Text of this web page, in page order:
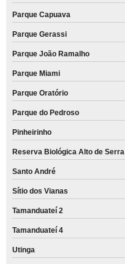
Parque Capuava
Parque Gerassi
Parque João Ramalho
Parque Miami
Parque Oratório
Parque do Pedroso
Pinheirinho
Reserva Biológica Alto de Serra
Santo André
Sítio dos Vianas
Tamanduateí 2
Tamanduateí 4
Utinga